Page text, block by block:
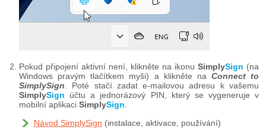
Pokud připojení aktivní není, klikněte na ikonu SimplySign (na
Windows pravým tlačítkem myši) a klikněte na Connect to
SimplySign . Poté stačí zadat e-mailovou adresu k vašemu
SimplySign účtu a jednorázový PIN, který se vygeneruje v
mobilní aplikaci SimplySign
Návod SimplySign (instalace, aktivace, používání)